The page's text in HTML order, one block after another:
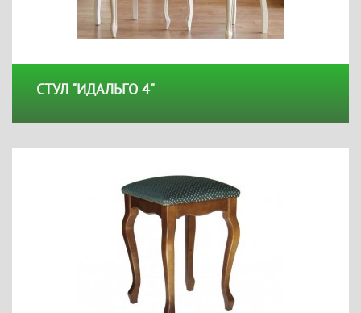
СТУЛ "ИДАЛЬГО 4"